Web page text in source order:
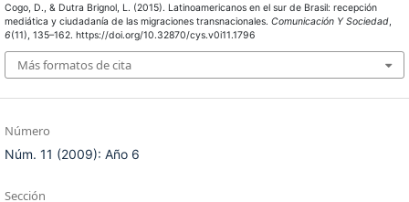
Cogo, D., & Dutra Brignol, L. (2015). Latinoamericanos en el sur de Brasil: recepción
mediática y ciudadanía de las migraciones transnacionales. Comunicación Y Sociedad,
6(11), 135–162. https://doi.org/10.32870/cys.v0i11.1796
Más formatos de cita
Número
Núm. 11 (2009): Año 6
Sección